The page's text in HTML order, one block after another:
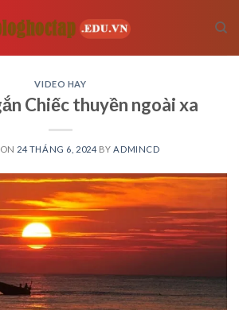
VIDEO HAY
Chiếc thuyền ngoài xa
24 THÁNG 6, 2024 BY ADMINCD